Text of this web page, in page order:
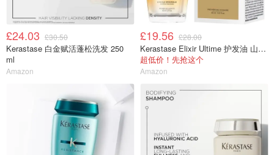
£24.03 £30.50
Kerastase 白金赋活蓬松洗发 250
ml
Amazon
£19.56 £28.00
Kerastase Elixir Ultime 护发油 山茶精华
超低价！先抢这个
Amazon